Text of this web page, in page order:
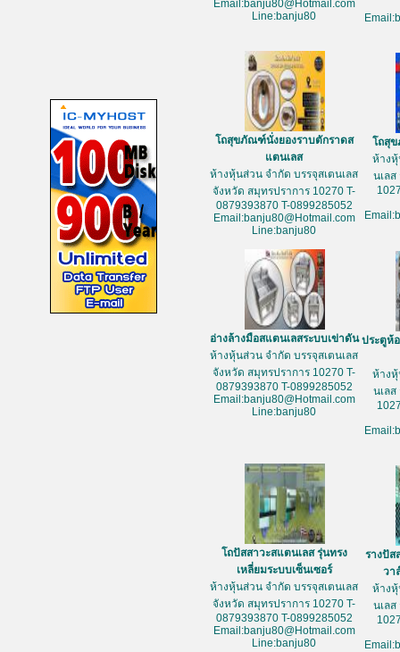
Email:banju80@Hotmail.com
Line:banju80
โถสุขภัณฑ์นั่งยองราบตักราดส
แตนเลส
ห้างหุ้นส่วน จำกัด บรรจุสเตนเลส
จังหวัด สมุทรปราการ 10270 T-
0879393870 T-0899285052
Email:banju80@Hotmail.com
Line:banju80
โถสุ
ห้างหุ้
นเล
อ่างล้างมือสแตนเลสระบบเข่าดัน
ห้างหุ้นส่วน จำกัด บรรจุสเตนเลส
จังหวัด สมุทรปราการ 10270 T-
0879393870 T-0899285052
Email:banju80@Hotmail.com
Line:banju80
ประตูห้
ห้างหุ้
นเล
โถปัสสาวะสแตนเลส รุ่นทรง
เหลี่ยมระบบเซ็นเซอร์
ห้างหุ้นส่วน จำกัด บรรจุสเตนเลส
จังหวัด สมุทรปราการ 10270 T-
0879393870 T-0899285052
Email:banju80@Hotmail.com
Line:banju80
รางปัส
วา
ห้างหุ้
นเล